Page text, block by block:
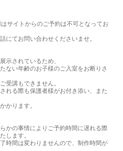
サイトからのご予約は不可となってお
にてお問い合わせくださいませ。
示されているため、
ない年齢のお子様のご入室をお断りさ
受講もできません。
れる際も保護者様がお付き添い、また
かります。
かの事情によりご予約時間に遅れる際
します。
時間は変わりませんので、制作時間が